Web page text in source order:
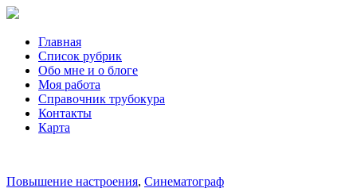
Главная
Список рубрик
Обо мне и о блоге
Моя работа
Справочник трубокура
Контакты
Карта
Повышение настроения, Синематограф